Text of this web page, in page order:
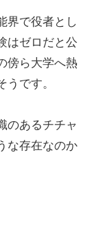
界で役者とし
はゼロだと公
傍ら大学へ熱
です。
のあるチチャ
な存在なのか